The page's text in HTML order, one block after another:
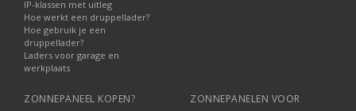
IP-klassen met uitleg
Hoe werkt een druppellader?
Hoe gebruik je een
druppellader?
Laders voor garage en
werkplaats
ZONNEPANEEL KOPEN? ZONNEPANELEN VOOR